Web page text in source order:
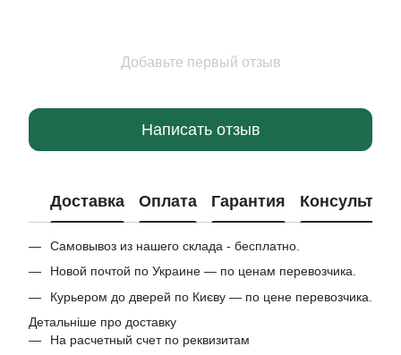
Добавьте первый отзыв
Написать отзыв
Доставка Оплата Гарантия
Самовывоз из нашего склада - бесплатно.
Новой почтой по Украине — по ценам перевозчика.
Курьером до дверей по Києву — по цене перевозчика.
Детальніше про доставку
На расчетный счет по реквизитам